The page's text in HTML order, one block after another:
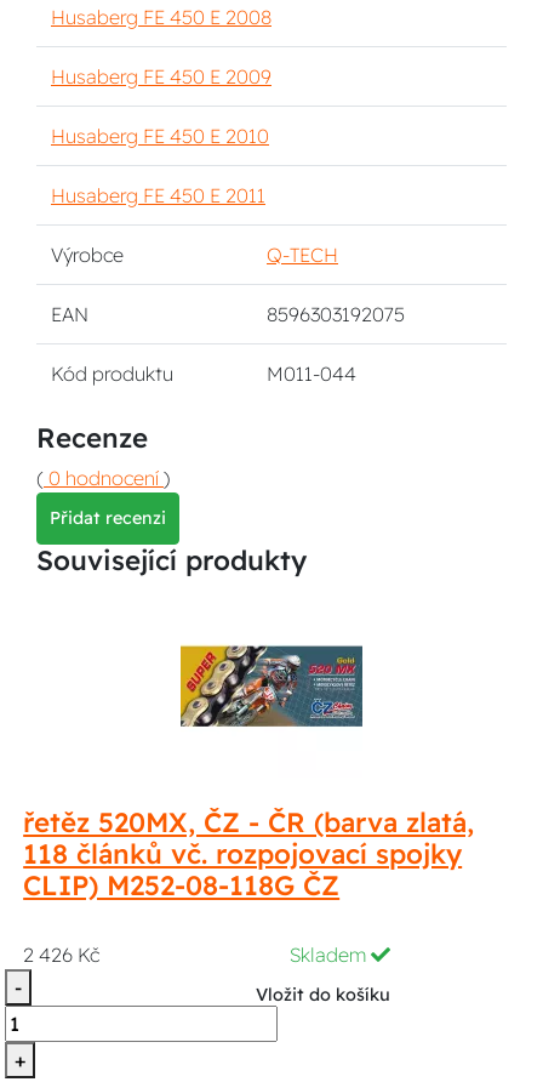
Husaberg FE 450 E 2008
Husaberg FE 450 E 2009
Husaberg FE 450 E 2010
Husaberg FE 450 E 2011
Výrobce Q-TECH
EAN 8596303192075
Kód produktu M011-044
Recenze
( 0 hodnocení )
Přidat recenzi
Související produkty
řetěz 520MX, ČZ - ČR (barva zlatá,
118 článků vč. rozpojovací spojky
CLIP) M252-08-118G ČZ
2 426 Kč
Skladem
-
+
Vložit do košíku